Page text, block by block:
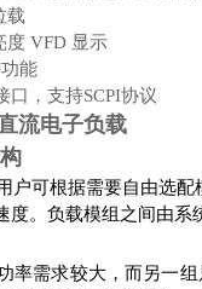
载
度 VFD 显示
能
口，支持SCPI协议
流电子负载
户可根据需要自由选
。负载模组之间由系
率需求较大，而另一